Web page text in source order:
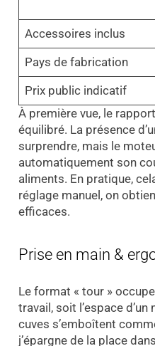
Accessoires inclus
Pays de fabrication
Prix public indicatif
À première vue, le
équilibré. La présence
surprendre, mais le
automatiquement son
aliments. En pratique,
réglage manuel, on
efficaces.
Prise en main &
Le format « tour »
travail, soit l’espace
cuves s’emboîtent
j’épargne de la place